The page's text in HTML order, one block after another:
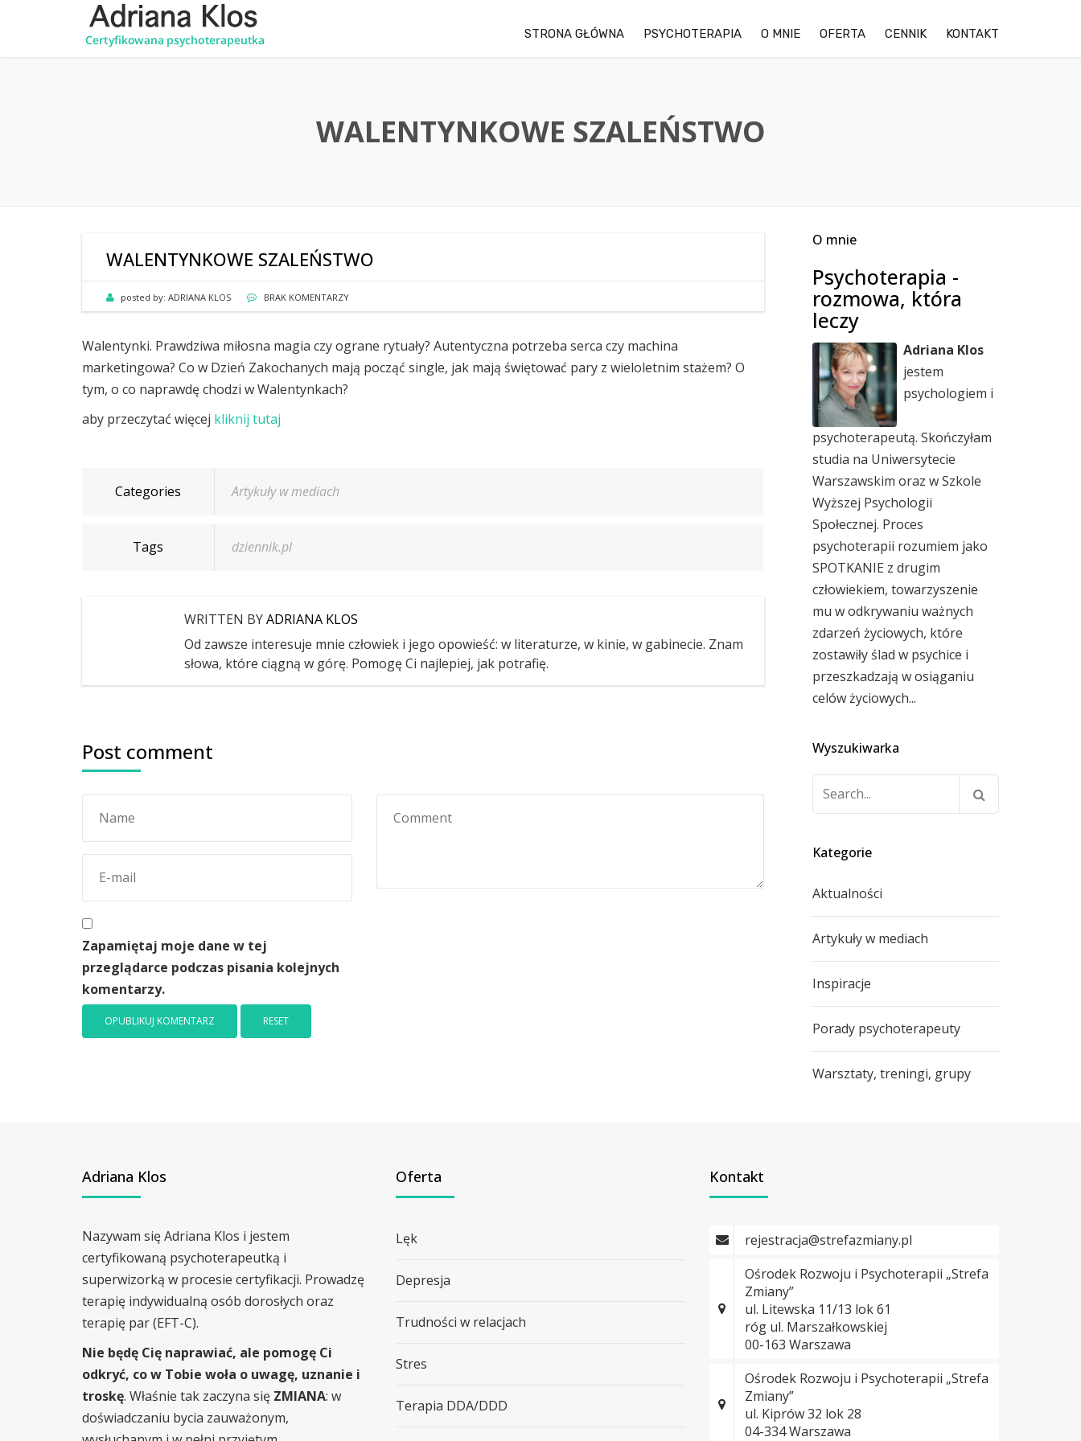
STRONA GŁÓWNA PSYCHOTERAPIA O MNIE OFERTA
TERAPIA DDA/DDD
TERAPIA PAR
CENNIK KONTAKT
WALENTYNKOWE SZALEŃSTWO
WALENTYNKOWE SZALEŃSTWO
posted by: ADRIANA KLOS BRAK KOMENTARZY
Walentynki. Prawdziwa miłosna magia czy ograne rytuały? Autentyczna potrzeba serca czy machina
marketingowa? Co w Dzień Zakochanych mają począć single, jak mają świętować pary z wieloletnim stażem? O
tym, o co naprawdę chodzi w Walentynkach?
aby przeczytać więcej kliknij tutaj
Categories Artykuły w mediach
Tags dziennik.pl
WRITTEN BYADRIANA KLOS
Od zawsze interesuje mnie człowiek i jego opowieść: w literaturze, w kinie, w gabinecie. Znam
słowa, które ciągną w górę. Pomogę Ci najlepiej, jak potrafię.
Post comment
Zapamiętaj moje dane w tej
przeglądarce podczas pisania kolejnych
komentarzy.
RESET
O mnie
Psychoterapia -
rozmowa, która
leczy
Adriana Klos
jestem
psychologiem i
psychoterapeutą. Skończyłam
studia na Uniwersytecie
Warszawskim oraz w Szkole
Wyższej Psychologii
Społecznej. Proces
psychoterapii rozumiem jako
SPOTKANIE z drugim
człowiekiem, towarzyszenie
mu w odkrywaniu ważnych
zdarzeń życiowych, które
zostawiły ślad w psychice i
przeszkadzają w osiąganiu
celów życiowych...
Wyszukiwarka
Kategorie
Aktualności
Artykuły w mediach
Inspiracje
Porady psychoterapeuty
Warsztaty, treningi, grupy
Adriana Klos
Nazywam się Adriana Klos i jestem
certyfikowaną psychoterapeutką i
superwizorką w procesie certyfikacji. Prowadzę
terapię indywidualną osób dorosłych oraz
terapię par (EFT-C).
Nie będę Cię naprawiać, ale pomogę Ci
odkryć, co w Tobie woła o uwagę, uznanie i
troskę. Właśnie tak zaczyna się ZMIANA: w
doświadczaniu bycia zauważonym,
Oferta
Lęk
Depresja
Trudności w relacjach
Stres
Terapia DDA/DDD
Kontakt
rejestracja@strefazmiany.pl
Ośrodek Rozwoju i Psychoterapii „Strefa
Zmiany”
ul. Litewska 11/13 lok 61
róg ul. Marszałkowskiej
00-163 Warszawa
Ośrodek Rozwoju i Psychoterapii „Strefa
Zmiany”
ul. Kiprów 32 lok 28
04-334 Warszawa